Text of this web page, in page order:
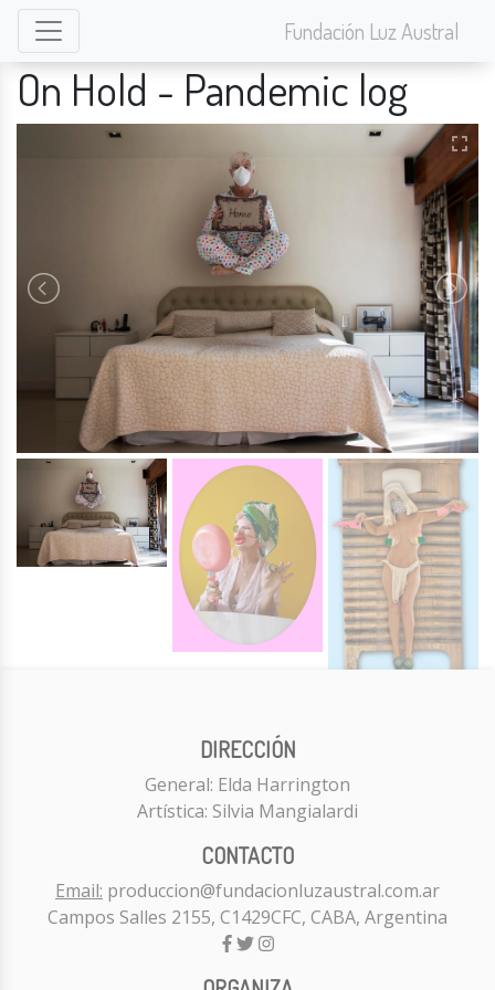
Fundación Luz Austral
On Hold - Pandemic log
DIRECCIÓN
General: Elda Harrington
Artística: Silvia Mangialardi
CONTACTO
Email: produccion@fundacionluzaustral.com.ar
Campos Salles 2155, C1429CFC, CABA, Argentina